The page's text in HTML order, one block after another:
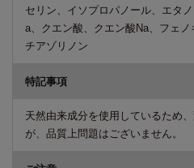
セリン、イソプロパノール、エタ
a、クエン酸、クエン酸Na、フェ
チアゾリノン
特記事項
天然由来成分を使用しているため
が、品質上問題はございません。